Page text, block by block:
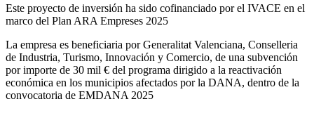
Este proyecto de inversión ha sido cofinanciado por el IVACE en el
marco del Plan ARA Empreses 2025
La empresa es beneficiaria por Generalitat Valenciana, Conselleria
de Industria, Turismo, Innovación y Comercio, de una subvención
por importe de 30 mil € del programa dirigido a la reactivación
económica en los municipios afectados por la DANA, dentro de la
convocatoria de EMDANA 2025